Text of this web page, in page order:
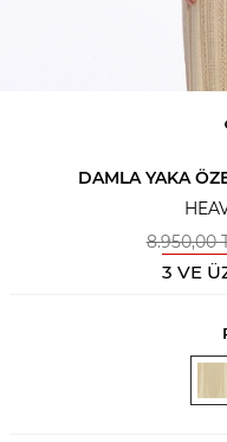
DAMLA YAKA
8.950,00
3 VE